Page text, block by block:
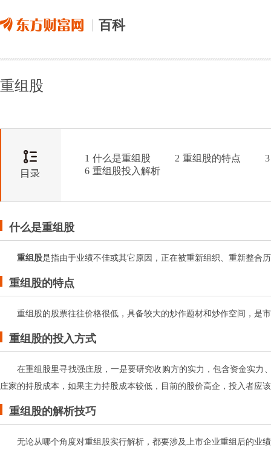
百科
重组股
1 什么是重组股 2 重组股的特点
3
6 重组股投入解析
什么是重组股
重组股是指由于业绩不佳或其它原因，正在被重新组织、重新整合
重组股的特点
重组股的股票往往价格很低，具备较大的炒作题材和炒作空间，是
重组股的投入方式
在重组股里寻找强庄股，一是要研究收购方的实力，包含资金实
庄家的持股成本，如果主力持股成本较低，目前的股价高企，投入者应
重组股的解析技巧
无论从哪个角度对重组股实行解析，都要涉及上市企业重组后的业